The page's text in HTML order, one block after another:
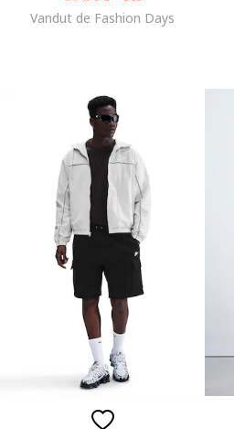
Vandut de Fashion Days